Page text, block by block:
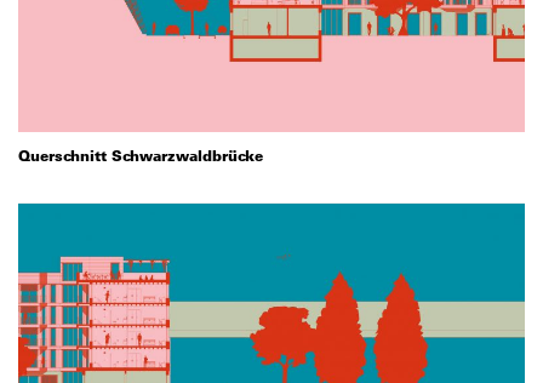
Querschnitt Schwarzwaldbrücke